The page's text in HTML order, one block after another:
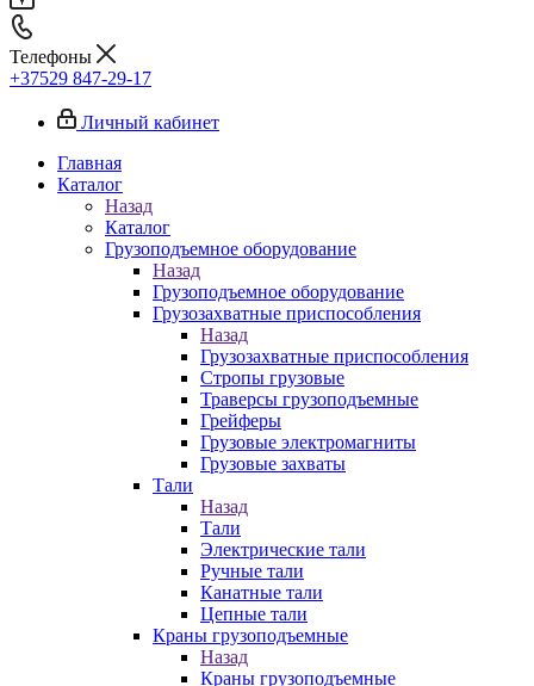
Телефоны
+37529 847-29-17‬
Личный кабинет
Главная
Каталог
Назад
Каталог
Грузоподъемное оборудование
Назад
Грузоподъемное оборудование
Грузозахватные приспособления
Назад
Грузозахватные приспособления
Стропы грузовые
Траверсы грузоподъемные
Грейферы
Грузовые электромагниты
Грузовые захваты
Тали
Назад
Тали
Электрические тали
Ручные тали
Канатные тали
Цепные тали
Краны грузоподъемные
Назад
Краны грузоподъемные